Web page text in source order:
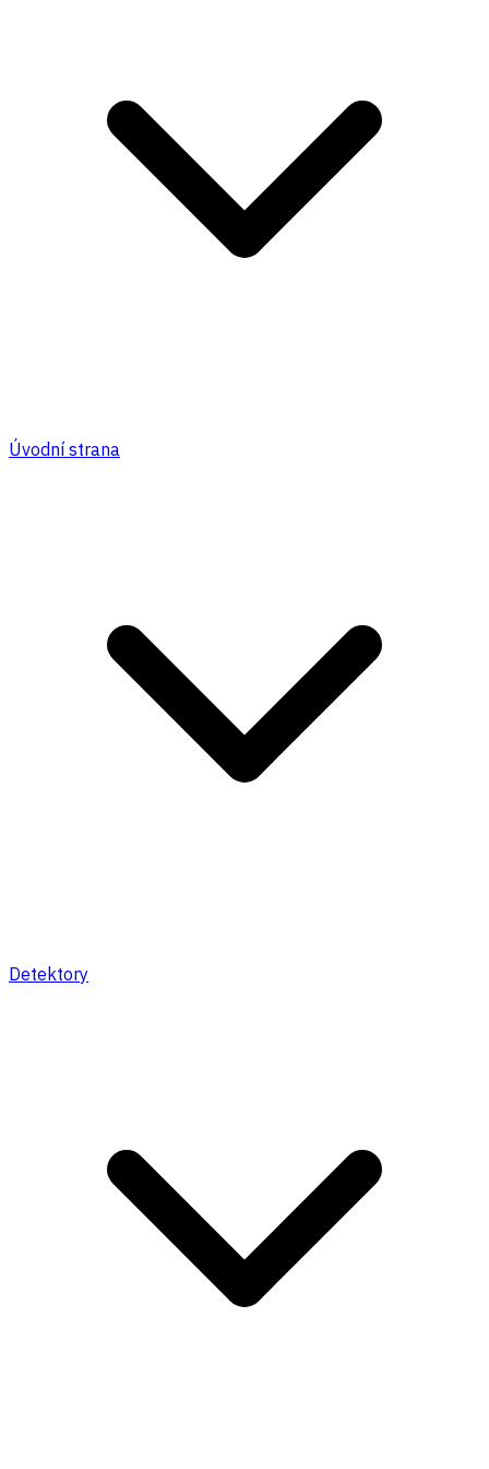
Úvodní strana
Detektory